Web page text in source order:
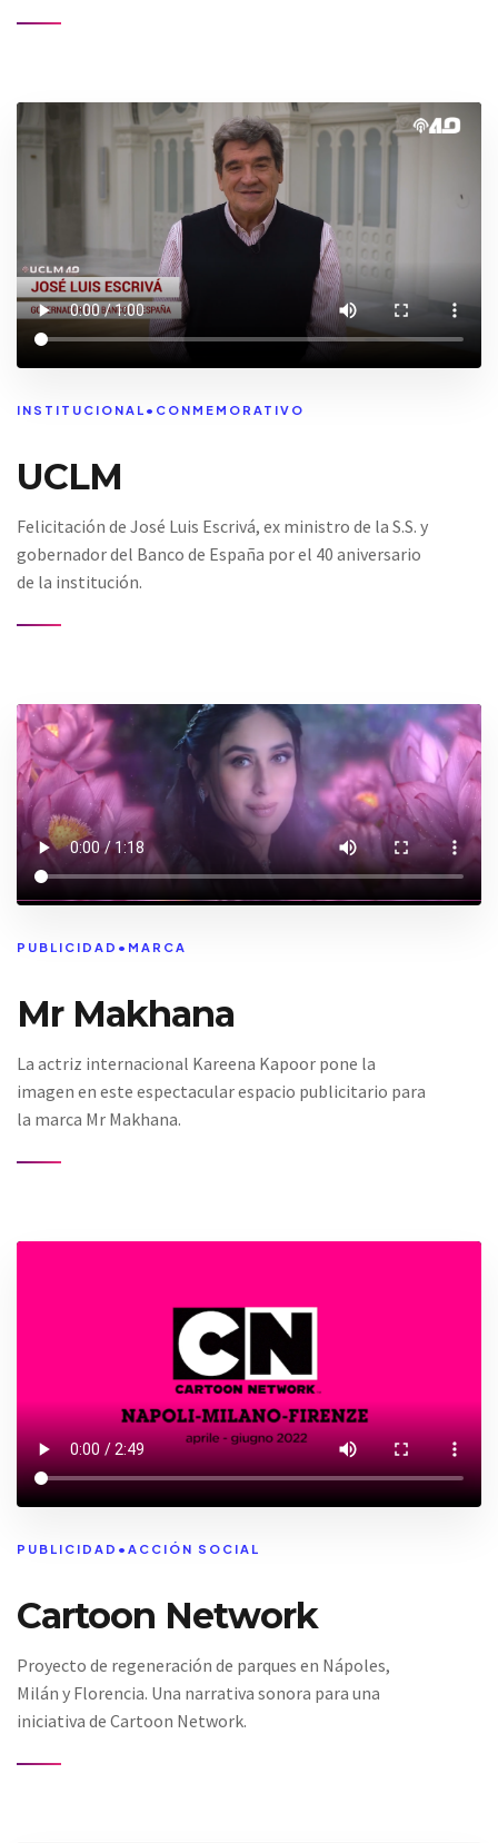
INSTITUCIONAL • CONMEMORATIVO
UCLM
Felicitación de José Luis Escrivá, ex ministro de la S.S. y
gobernador del Banco de España por el 40 aniversario
de la institución.
PUBLICIDAD • MARCA
Mr Makhana
La actriz internacional Kareena Kapoor pone la
imagen en este espectacular espacio publicitario para
la marca Mr Makhana.
PUBLICIDAD • ACCIÓN SOCIAL
Cartoon Network
Proyecto de regeneración de parques en Nápoles,
Milán y Florencia. Una narrativa sonora para una
iniciativa de Cartoon Network.